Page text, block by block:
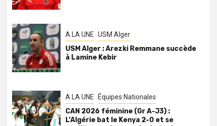
A LA UNE USM Alger
USM Alger : Arezki Remmane succède
à Lamine Kebir
A LA UNE Équipes Nationales
CAN 2026 féminine (Gr A-J3) :
L’Algérie bat le Kenya 2-0 et se